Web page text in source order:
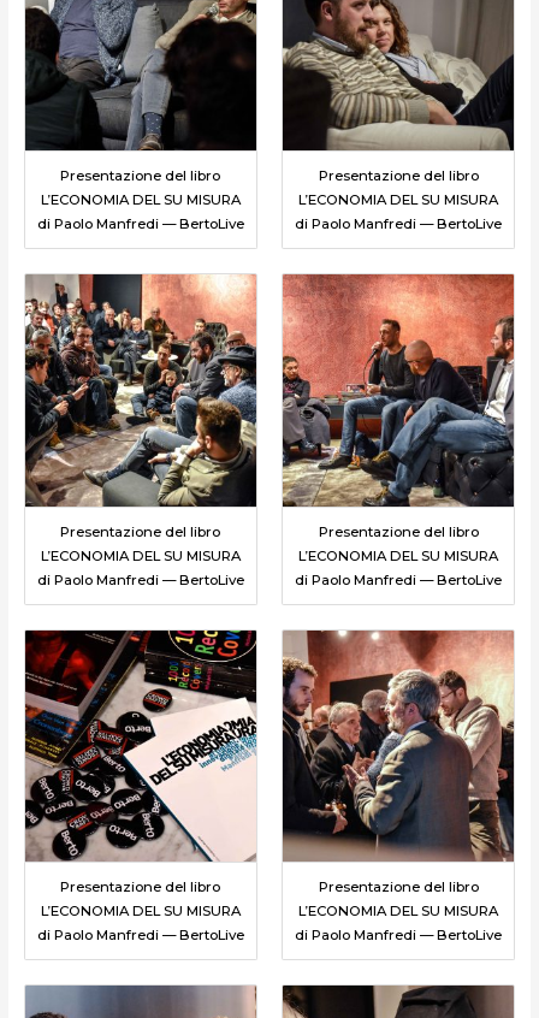
Presentazione del libro
L’ECONOMIA DEL SU MISURA
di Paolo Manfredi — BertoLive
Presentazione del libro
L’ECONOMIA DEL SU MISURA
di Paolo Manfredi — BertoLive
Presentazione del libro
L’ECONOMIA DEL SU MISURA
di Paolo Manfredi — BertoLive
Presentazione del libro
L’ECONOMIA DEL SU MISURA
di Paolo Manfredi — BertoLive
Presentazione del libro
L’ECONOMIA DEL SU MISURA
di Paolo Manfredi — BertoLive
Presentazione del libro
L’ECONOMIA DEL SU MISURA
di Paolo Manfredi — BertoLive